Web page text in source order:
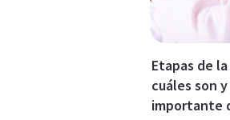
Etapas de
cuáles son
importante